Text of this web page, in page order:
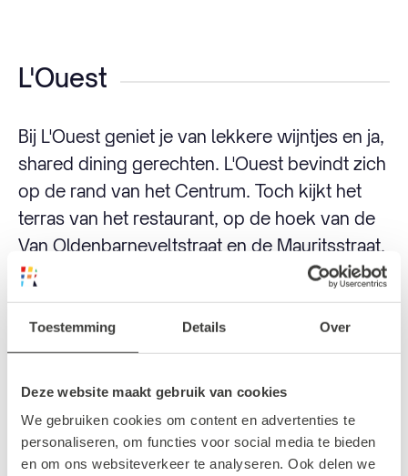
Toestemming Details Over
Deze website maakt gebruik van cookies
We gebruiken cookies om content en advertenties te
personaliseren, om functies voor social media te bieden
en om ons websiteverkeer te analyseren. Ook delen we
L'Ouest
Bij L'Ouest geniet je van lekkere wijntjes en ja,
shared dining gerechten. L'Ouest bevindt zich
op de rand van het Centrum. Toch kijkt het
terras van het restaurant, op de hoek van de
Van Oldenbarneveltstraat en de Mauritsstraat,
uit op het prachtige Oude Westen.
Het menu van L'Ouest wordt gevuld met
gerechten uit de hele wereld, met een flinke
zeebaars, Japanse tataki van watermeloen en
een heerlijke ratatouille. Voor vegetariërs is